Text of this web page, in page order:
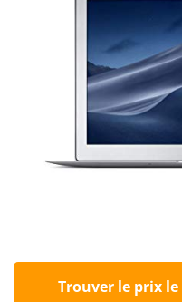
Trouver le prix le